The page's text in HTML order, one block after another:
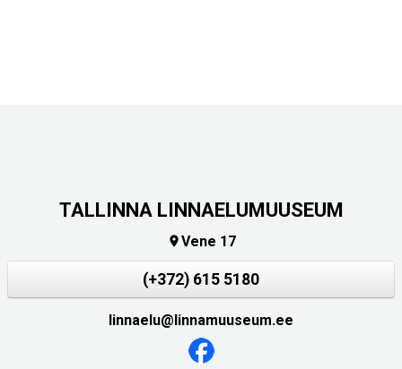
TALLINNA LINNAELUMUUSEUM
Vene 17
(+372) 615 5180
linnaelu@linnamuuseum.ee